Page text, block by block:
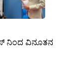
ನಿಂದ ವಿನೂತನ